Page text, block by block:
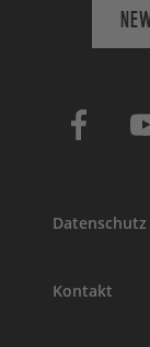
Datenschutz
Kontakt